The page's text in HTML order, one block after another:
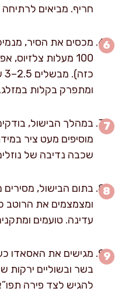
חריף. מביאים
100 מעלות
ומתפרק בקלות במזלג.
במהלך הבישול,
מוסיפים מעט ציר
שכבה נדיבה של
בתום הבישול, מסירים
עדינה. טועמים
מגישים את האסאדו
בשר ובשוליים ירקות
להגיש לצד פירה